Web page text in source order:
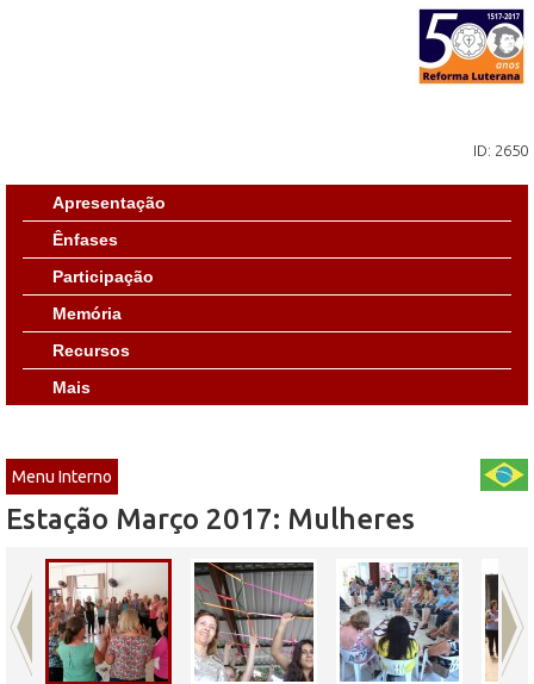
ID: 2650
Apresentação
Ênfases
Participação
Memória
Recursos
Mais
Menu Interno
Estação Março 2017: Mulheres